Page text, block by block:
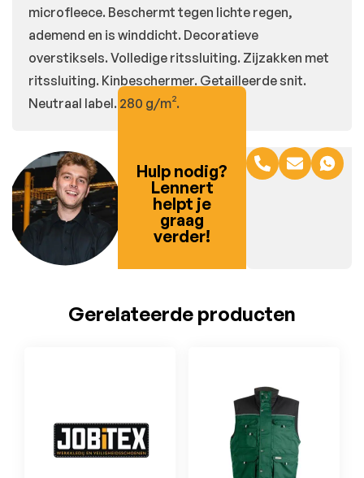
microfleece. Beschermt tegen lichte regen,
ademend en is winddicht. Decoratieve
overstiksels. Volledige ritssluiting. Zijzakken met
ritssluiting. Kinbeschermer. Getailleerde snit.
Neutraal label. 280 g/m².
Hulp nodig?
Lennert
helpt je
graag
verder!
Gerelateerde producten